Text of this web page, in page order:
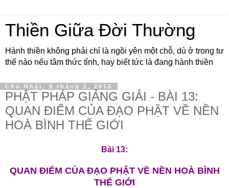
Thiền Giữa Đời Thường
Hành thiền không phải chỉ là ngồi yên một chỗ, dù ở trong tư
thế nào nếu tâm thức tỉnh, hay biết tức là đang hành thiền
Chủ Nhật, 8 tháng 2, 2015
PHẬT PHÁP GIẢNG GIẢI - BÀI 13:
QUAN ĐIỂM CỦA ĐẠO PHẬT VỀ NỀN
HOÀ BÌNH THẾ GIỚI
Bài 13:
QUAN ÐIỂM CỦA ÐẠO PHẬT VỀ NỀN HOÀ BÌNH
THẾ GIỚI